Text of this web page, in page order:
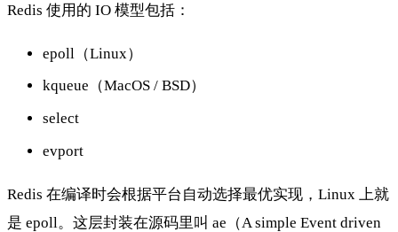
Redis 使用的 IO 模型包括：
epoll（Linux）
kqueue（MacOS / BSD）
select
evport
Redis 在编译时会根据平台自动选择最优实现，Linux 上就
是 epoll。这层封装在源码里叫 ae（A simple Event driven